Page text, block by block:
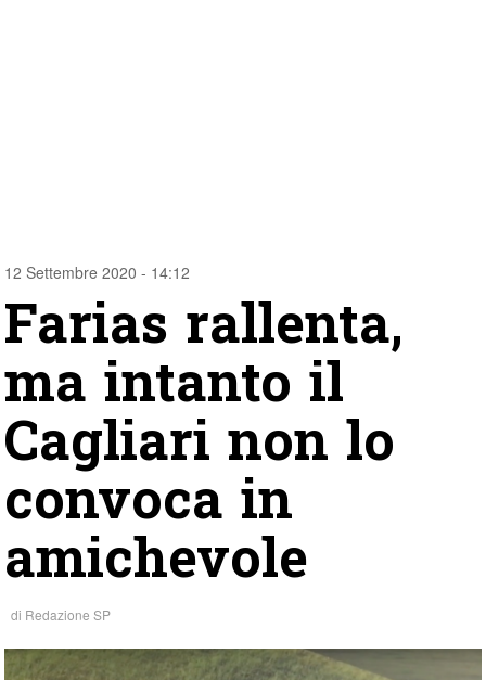
12 Settembre 2020 - 14:12
Farias rallenta,
ma intanto il
Cagliari non lo
convoca in
amichevole
di Redazione SP